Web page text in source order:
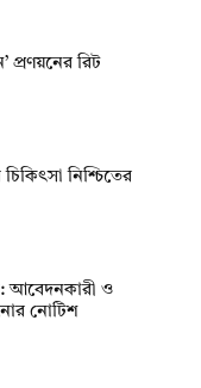
প্রণয়নের রিট
নিশ্চিতের
আবেদনকারী ও
নোটিশ